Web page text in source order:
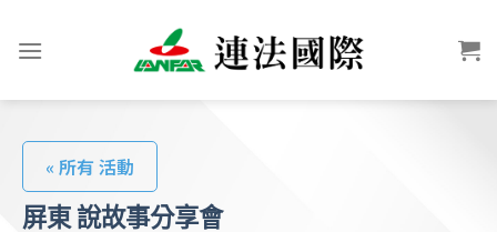
« 所有 活動
屏東 說故事分享會